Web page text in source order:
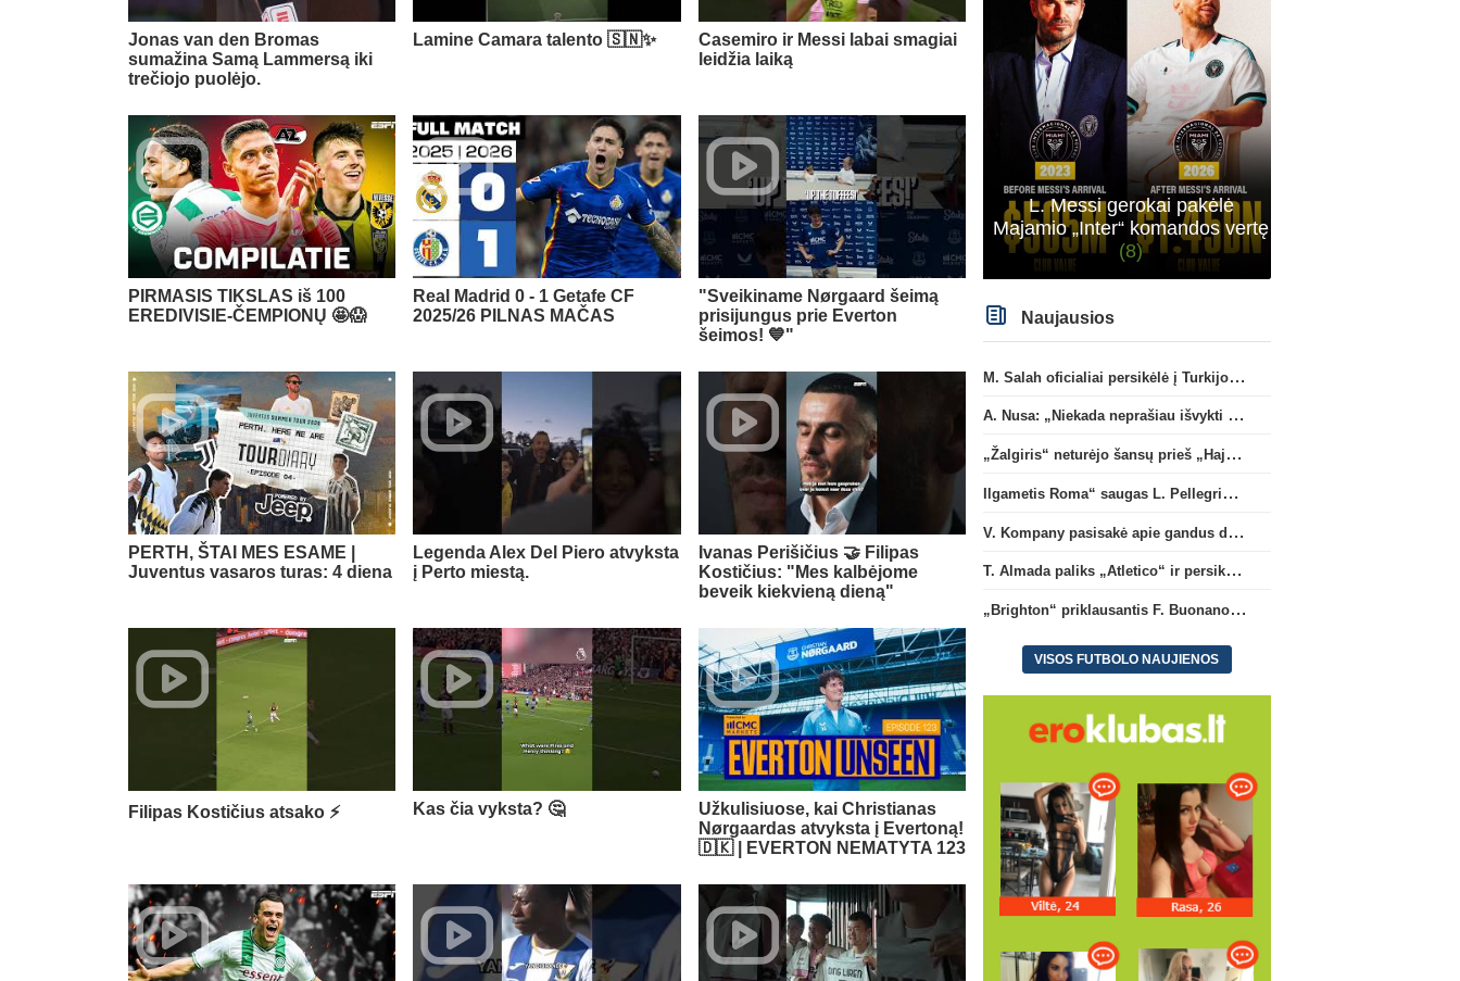
Jonas van den Bromas
sumažina Samą Lammersą iki
trečiojo puolėjo.
Lamine Camara talento 🇸🇳✨
Casemiro ir Messi labai smagiai
leidžia laiką
PIRMASIS TIKSLAS iš 100
EREDIVISIE-ČEMPIONŲ 🤩😱
Real Madrid 0 - 1 Getafe CF
2025/26 PILNAS MAČAS
"Sveikiname Nørgaard šeimą
prisijungus prie Everton
šeimos! 💙"
PERTH, ŠTAI MES ESAME |
Juventus vasaros turas: 4 diena
Legenda Alex Del Piero atvyksta
į Perto miestą.
Ivanas Perišičius 🤝 Filipas
Kostičius: "Mes kalbėjome
beveik kiekvieną dieną"
Filipas Kostičius atsako ⚡ Kas čia vyksta? 🤔
Užkulisiuose, kai Christianas
Nørgaardas atvyksta į Evertoną!
🇩🇰 | EVERTON NEMATYTA 123
L. Messi gerokai pakėlė
Majamio „Inter“ komandos vertę
(8)
Naujausios
M. Salah oficialiai persikėlė į Turkijos ekipą „Trabzonspor“
A. Nusa: „Niekada neprašiau išvykti iš „RB Leipzig“ klubo“
„Žalgiris“ neturėjo šansų prieš „Hajduk“
Ilgametis Roma“ saugas L. Pellegrini dar metams liks šiame klube
V. Kompany pasisakė apie gandus dėl M. Olise ateities „Bayern“ gretose
T. Almada paliks „Atletico“ ir persikels į legendinę Argentinos ekipą
„Brighton“ priklausantis F. Buonanotte karjerą pratęs Ispanijoje
VISOS FUTBOLO NAUJIENOS